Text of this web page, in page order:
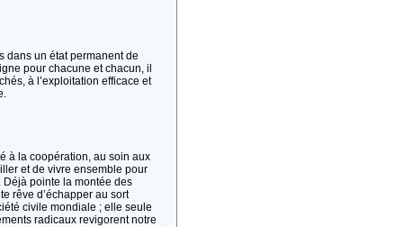
dans un état permanent de
pour chacune et chacun, il
à l’exploitation efficace et
à la coopération, au soin aux
et de vivre ensemble pour
Déjà pointe la montée des
rêve d’échapper au sort
civile mondiale ; elle seule
radicaux revigorent notre